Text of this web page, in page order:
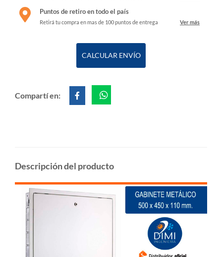
Puntos de retiro en todo el país
Retirá tu compra en mas de 100 puntos de entrega Ver más
CALCULAR ENVÍO
Compartí en:
Descripción del producto